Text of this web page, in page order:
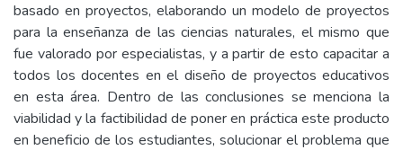
basado en proyectos, elaborando un modelo de proyectos
para la enseñanza de las ciencias naturales, el mismo que
fue valorado por especialistas, y a partir de esto capacitar a
todos los docentes en el diseño de proyectos educativos
en esta área. Dentro de las conclusiones se menciona la
viabilidad y la factibilidad de poner en práctica este producto
en beneficio de los estudiantes, solucionar el problema que